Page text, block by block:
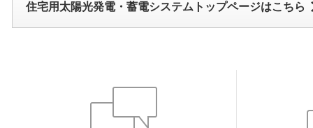
住宅用太陽光発電・蓄電システムトップページはこちら